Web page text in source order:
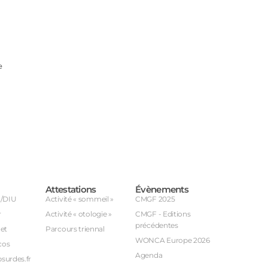
DIU
Attestations
Activité « sommeil »
Activité « otologie »
Parcours triennal
Évènements
CMGF 2025
CMGF - Editions
précédentes
WONCA Europe 2026
Agenda